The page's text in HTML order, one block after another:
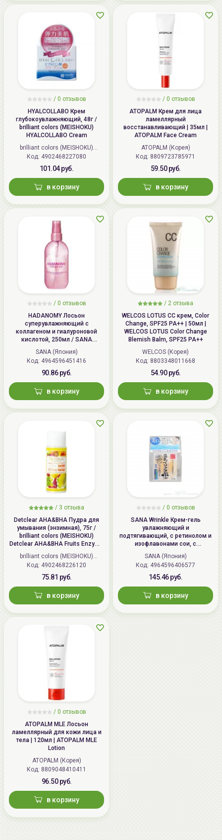
/ 0 отзывов
HYALCOLLABO Крем
глубокоувлажняющий, 48г /
brilliant colors (MEISHOKU)
HYALCOLLABO Cream
brilliant colors (MEISHOKU)
(Япония)
Код: 4902468227080
101.04 руб.
в корзину
/ 0 отзывов
ATOPALM Крем для лица
ламеллярный
восстанавливающий | 35мл |
ATOPALM Face Cream
ATOPALM (Корея)
Код: 8809723785971
59.50 руб.
в корзину
/ 0 отзывов
HADANOMY Лосьон
суперувлажняющий с
коллагеном и гиалуроновой
кислотой, 250мл / SANA
HADANOMY Collagen mist
SANA (Япония)
Код: 4964596451416
90.86 руб.
в корзину
/ 2 отзыва
WELCOS LOTUS СС крем, Color
Change, SPF25 PA++ | 50мл |
WELCOS LOTUS Color Change
Blemish Balm, SPF25 PA++
WELCOS (Корея)
Код: 8803348011668
54.90 руб.
в корзину
/ 3 отзыва
Detclear AHA&BHA Пудра для
умывания (энзимная), 75г /
brilliant colors (MEISHOKU)
Detclear AHA&BHA Fruits Enzyme
Powder Wash
brilliant colors (MEISHOKU)
(Япония)
Код: 4902468226120
75.81 руб.
в корзину
/ 0 отзывов
SANA Wrinkle Крем-гель
увлажняющий и
подтягивающий, с ретинолом и
изофлавонами сои, с
осветляющим эффектом | 100г |
Wrinkle Gel Cream (Whitening)
SANA (Япония)
Код: 4964596406577
145.46 руб.
в корзину
/ 0 отзывов
ATOPALM MLE Лосьон
ламеллярный для кожи лица и
тела | 120мл | ATOPALM MLE
Lotion
ATOPALM (Корея)
Код: 8809048410411
96.50 руб.
в корзину